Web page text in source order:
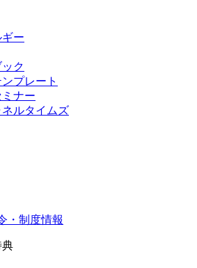
ー
ク
プレート
ナー
ルタイムズ
・制度情報
典